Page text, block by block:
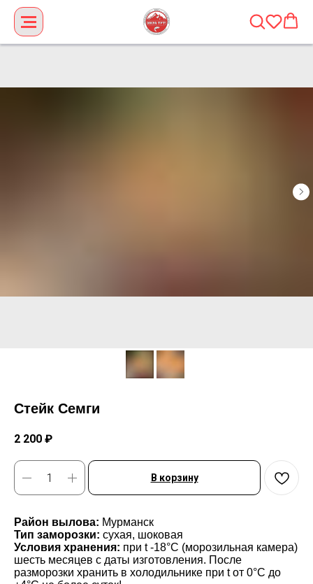
Стейк Семги
2 200 ₽
В корзину
Район вылова: Мурманск
Тип заморозки: сухая, шоковая
Условия хранения: при t -18°С (морозильная камера)
шесть месяцев с даты изготовления. После
разморозки хранить в холодильнике при t от 0°С до